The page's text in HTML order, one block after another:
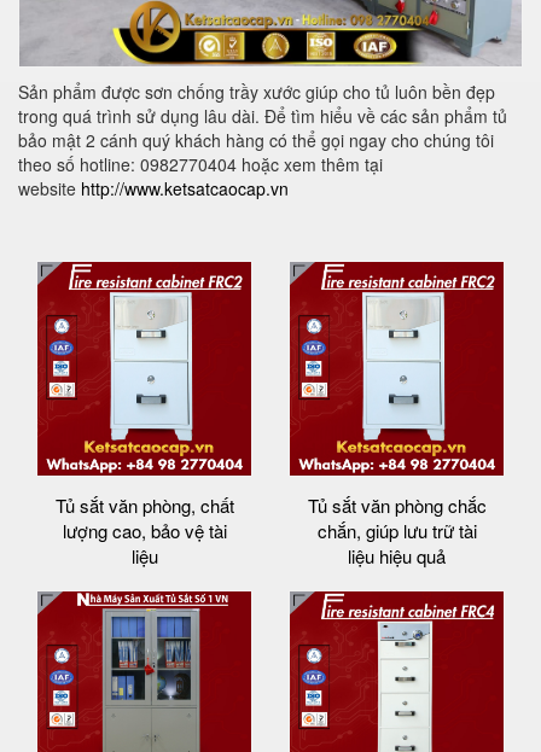
Sản phẩm được sơn chống trầy xước giúp cho tủ luôn bền đẹp
trong quá trình sử dụng lâu dài. Để tìm hiểu về các sản phẩm tủ
bảo mật 2 cánh quý khách hàng có thể gọi ngay cho chúng tôi
theo số hotline: 0982770404 hoặc xem thêm tại
website http://www.ketsatcaocap.vn
Tủ sắt văn phòng, chất
lượng cao, bảo vệ tài
liệu
Tủ sắt văn phòng chắc
chắn, giúp lưu trữ tài
liệu hiệu quả